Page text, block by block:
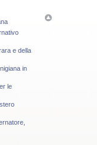
e della
in
le